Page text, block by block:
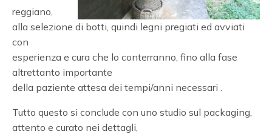
reggiano,
alla selezione di botti, quindi legni pregiati ed avviati
con
esperienza e cura che lo conterranno, fino alla fase
altrettanto importante
della paziente attesa dei tempi/anni necessari .
Tutto questo si conclude con uno studio sul packaging,
attento e curato nei dettagli,